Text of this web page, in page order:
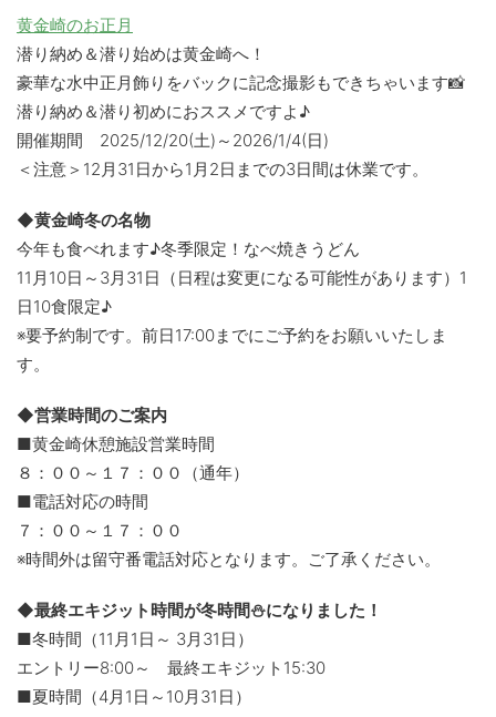
黄金崎のお正月
潜り納め＆潜り始めは黄金崎へ！
豪華な水中正月飾りをバックに記念撮影もできちゃいます📸
潜り納め＆潜り初めにおススメですよ♪
開催期間 2025/12/20(土)～2026/1/4(日)
＜注意＞12月31日から1月2日までの3日間は休業です。
◆黄金崎冬の名物
今年も食べれます♪冬季限定！なべ焼きうどん
11月10日～3月31日（日程は変更になる可能性があります）1
日10食限定♪
※要予約制です。前日17:00までにご予約をお願いいたしま
す。
◆営業時間のご案内
■黄金崎休憩施設営業時間
８：００～１７：００（通年）
■電話対応の時間
７：００～１７：００
※時間外は留守番電話対応となります。ご了承ください。
◆最終エキジット時間が冬時間⛄になりました！
■冬時間（11月1日～ 3月31日）
エントリー8:00～ 最終エキジット15:30
■夏時間（4月1日～10月31日）